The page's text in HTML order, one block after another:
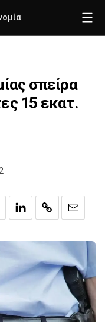
σπείρα
15 εκατ.